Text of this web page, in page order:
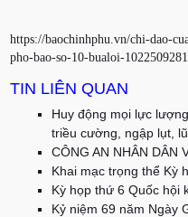
https://baochinhphu.vn/chi-dao-
pho-bao-so-10-bualoi-
TIN LIÊN QUAN
Huy động mọi lực
triều cường, ngập lụt,
CÔNG AN NHÂN DÂN
Khai mạc trọng thể Kỳ
Kỳ họp thứ 6 Quốc hội
Kỷ niệm 69 năm Ngày